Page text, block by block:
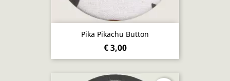
Pika Pikachu Button
€ 3,00